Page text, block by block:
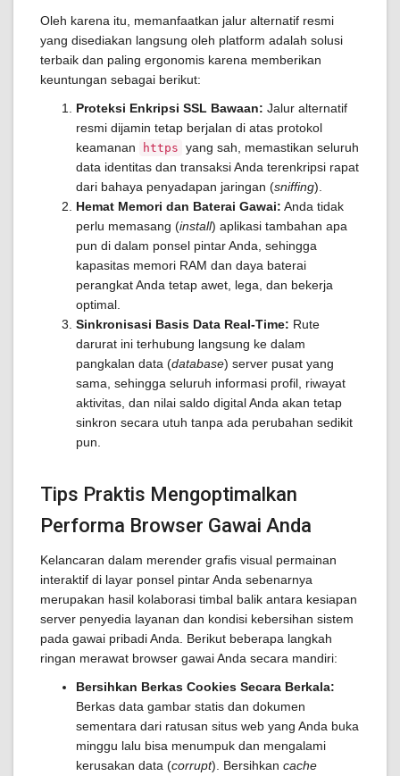
Oleh karena itu, memanfaatkan jalur alternatif resmi
yang disediakan langsung oleh platform adalah solusi
terbaik dan paling ergonomis karena memberikan
keuntungan sebagai berikut:
Proteksi Enkripsi SSL Bawaan: Jalur alternatif
resmi dijamin tetap berjalan di atas protokol
keamanan
https yang sah, memastikan seluruh
data identitas dan transaksi Anda terenkripsi rapat
dari bahaya penyadapan jaringan (sniffing).
Hemat Memori dan Baterai Gawai: Anda tidak
perlu memasang (install) aplikasi tambahan apa
pun di dalam ponsel pintar Anda, sehingga
kapasitas memori RAM dan daya baterai
perangkat Anda tetap awet, lega, dan bekerja
optimal.
Sinkronisasi Basis Data Real-Time: Rute
darurat ini terhubung langsung ke dalam
pangkalan data (database) server pusat yang
sama, sehingga seluruh informasi profil, riwayat
aktivitas, dan nilai saldo digital Anda akan tetap
sinkron secara utuh tanpa ada perubahan sedikit
pun.
Tips Praktis Mengoptimalkan
Performa Browser Gawai Anda
Kelancaran dalam merender grafis visual permainan
interaktif di layar ponsel pintar Anda sebenarnya
merupakan hasil kolaborasi timbal balik antara kesiapan
server penyedia layanan dan kondisi kebersihan sistem
pada gawai pribadi Anda. Berikut beberapa langkah
ringan merawat browser gawai Anda secara mandiri:
Bersihkan Berkas Cookies Secara Berkala:
Berkas data gambar statis dan dokumen
sementara dari ratusan situs web yang Anda buka
minggu lalu bisa menumpuk dan mengalami
kerusakan data (corrupt). Bersihkan cache